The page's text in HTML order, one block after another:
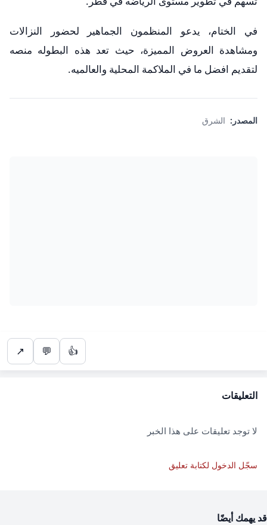
في الختام، يدعو المنظمون الجماهير لحضور النزالات
ومشاهدة العروض المميزة، حيث تعد هذه البطوله منصه
لتقديم افضل ما في الملاكمة المحلية والعالميه.
المصدر: الشرق
👍
💬
↗
التعليقات
لا توجد تعليقات على هذا الخبر
سجّل الدخول لكتابة تعليق
قد يهمك أيضًا